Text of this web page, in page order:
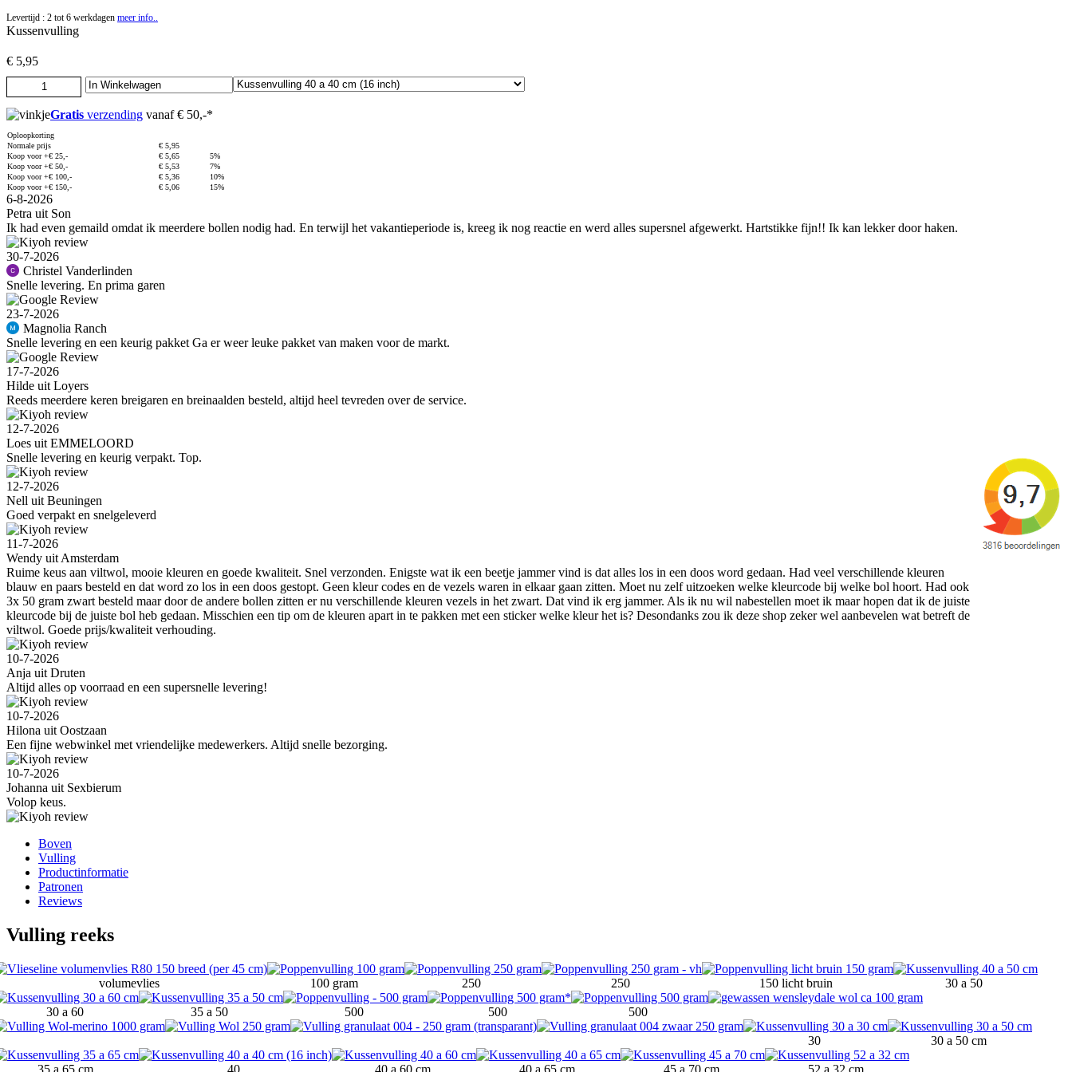
Levertijd : 2 tot 6 werkdagen meer info..
Kussenvulling
€ 5,95
Gratis verzending vanaf € 50,-*
Oploopkorting
Normale prijs
€ 5,95
Koop voor +€ 25,-
€ 5,65
5%
Koop voor +€ 50,-
€ 5,53
7%
Koop voor +€ 100,-
€ 5,36
10%
Koop voor +€ 150,-
€ 5,06 15%
6-8-2026
Petra uit Son
Ik had even gemaild omdat ik meerdere bollen nodig had. En terwijl het vakantieperiode is, kreeg ik nog reactie en werd alles supersnel afgewerkt. Hartstikke fijn!! Ik kan lekker door haken.
30-7-2026
Christel Vanderlinden
Snelle levering. En prima garen
23-7-2026
Magnolia Ranch
Snelle levering en een keurig pakket Ga er weer leuke pakket van maken voor de markt.
17-7-2026
Hilde uit Loyers
Reeds meerdere keren breigaren en breinaalden besteld, altijd heel tevreden over de service.
12-7-2026
Loes uit EMMELOORD
Snelle levering en keurig verpakt. Top.
12-7-2026
Nell uit Beuningen
Goed verpakt en snelgeleverd
11-7-2026
Wendy uit Amsterdam
Ruime keus aan viltwol, mooie kleuren en goede kwaliteit. Snel verzonden. Enigste wat ik een beetje jammer vind is dat alles los in een doos word gedaan. Had veel verschillende kleuren
blauw en paars besteld en dat word zo los in een doos gestopt. Geen kleur codes en de vezels waren in elkaar gaan zitten. Moet nu zelf uitzoeken welke kleurcode bij welke bol hoort. Had ook
3x 50 gram zwart besteld maar door de andere bollen zitten er nu verschillende kleuren vezels in het zwart. Dat vind ik erg jammer. Als ik nu wil nabestellen moet ik maar hopen dat ik de juiste
kleurcode bij de juiste bol heb gedaan. Misschien een tip om de kleuren apart in te pakken met een sticker welke kleur het is? Desondanks zou ik deze shop zeker wel aanbevelen wat betreft de
viltwol. Goede prijs/kwaliteit verhouding.
10-7-2026
Anja uit Druten
Altijd alles op voorraad en een supersnelle levering!
10-7-2026
Hilona uit Oostzaan
Een fijne webwinkel met vriendelijke medewerkers. Altijd snelle bezorging.
10-7-2026
Johanna uit Sexbierum
Volop keus.
Boven
Vulling
Productinformatie
Patronen
Reviews
Vulling reeks
volumevlies 100 gram 250 250 150 licht bruin 30 a 50
30 a 60 35 a 50 500 500 500
30 30 a 50 cm
35 a 65 cm 40 40 a 60 cm 40 a 65 cm 45 a 70 cm 52 a 32 cm